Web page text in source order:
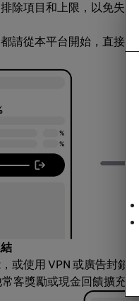
除項目和上限，以免失
請從本平台開始，直接
或使用 VPN 或廣告封
客獎勵或現金回饋擴充功